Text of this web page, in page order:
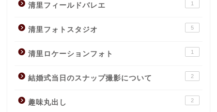
清里フィールドバレエ 1
清里フォトスタジオ 5
清里ロケーションフォト 1
結婚式当日のスナップ撮影について 2
趣味丸出し 2